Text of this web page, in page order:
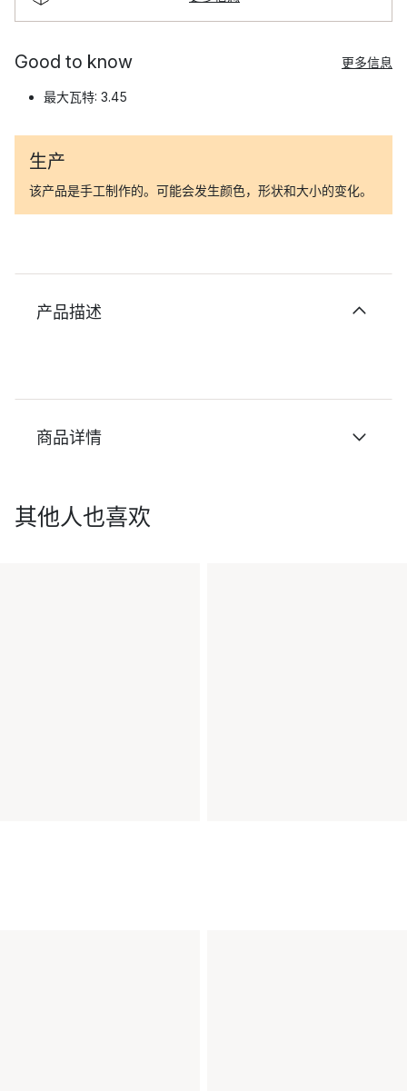
Good to know 更多信息
最大瓦特: 3.45
生产
该产品是手工制作的。可能会发生颜色，形状和大小的变化。
产品描述
商品详情
其他人也喜欢